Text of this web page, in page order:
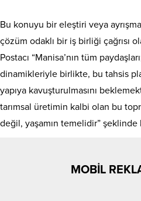
Bu konuyu bir eleştiri veya
çözüm odaklı bir iş birliği çağrısı
Postacı “Manisa’nın tüm
dinamikleriyle birlikte, bu tahsis
yapıya kavuşturulmasını
tarımsal üretimin kalbi olan bu
değil, yaşamın temelidir” şeklinde
MOBİL